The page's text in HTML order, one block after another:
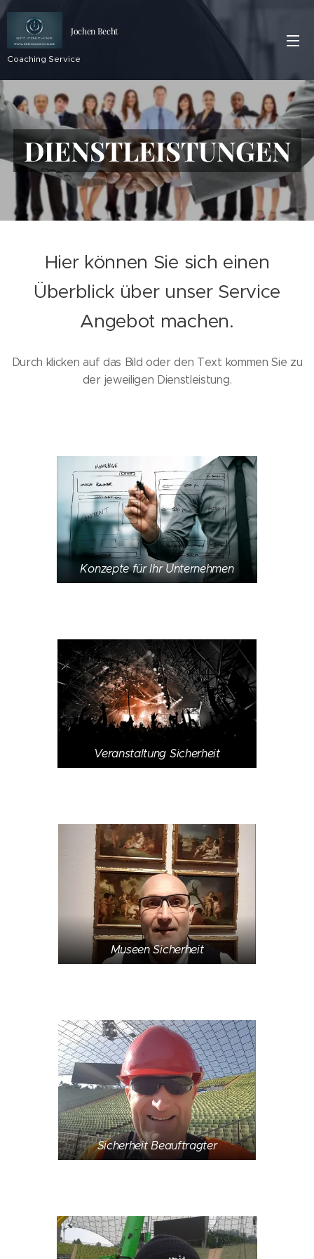
Jochen Becht
Coaching Service
DIENSTLEISTUNGEN
Hier können Sie sich einen
Überblick über unser Service
Angebot machen.
Durch klicken auf das Bild oder den Text kommen Sie zu
der jeweiligen Dienstleistung.
Konzepte für Ihr Unternehmen
Veranstaltung Sicherheit
Museen Sicherheit
Sicherheit Beauftragter